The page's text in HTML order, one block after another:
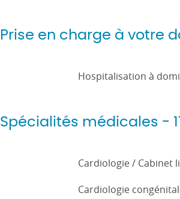
Prise en charge à votre
Hospitalisation à
Spécialités médicales -
Cardiologie / Cabinet
Cardiologie